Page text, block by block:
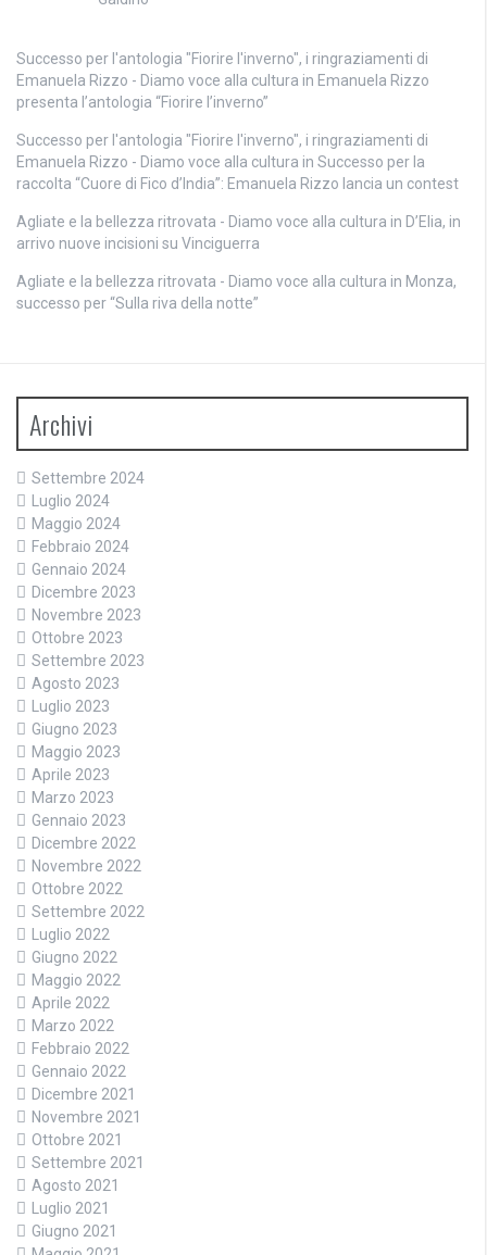
Successo per l'antologia "Fiorire l'inverno", i ringraziamenti di
Emanuela Rizzo - Diamo voce alla cultura in Emanuela Rizzo
presenta l’antologia “Fiorire l’inverno”
Successo per l'antologia "Fiorire l'inverno", i ringraziamenti di
Emanuela Rizzo - Diamo voce alla cultura in Successo per la
raccolta “Cuore di Fico d’India”: Emanuela Rizzo lancia un contest
Agliate e la bellezza ritrovata - Diamo voce alla cultura in D’Elia, in
arrivo nuove incisioni su Vinciguerra
Agliate e la bellezza ritrovata - Diamo voce alla cultura in Monza,
successo per “Sulla riva della notte”
Archivi
Settembre 2024
Luglio 2024
Maggio 2024
Febbraio 2024
Gennaio 2024
Dicembre 2023
Novembre 2023
Ottobre 2023
Settembre 2023
Agosto 2023
Luglio 2023
Giugno 2023
Maggio 2023
Aprile 2023
Marzo 2023
Gennaio 2023
Dicembre 2022
Novembre 2022
Ottobre 2022
Settembre 2022
Luglio 2022
Giugno 2022
Maggio 2022
Aprile 2022
Marzo 2022
Febbraio 2022
Gennaio 2022
Dicembre 2021
Novembre 2021
Ottobre 2021
Settembre 2021
Agosto 2021
Luglio 2021
Giugno 2021